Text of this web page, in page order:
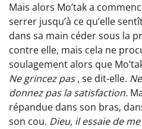
Mais alors Mo’tak a
serrer jusqu’à ce qu’elle
dans sa main céder sous la
contre elle, mais cela ne
soulagement alors que
Ne grincez pas, se dit-elle.
donnez pas la satisfaction.
répandue dans son bras,
son cou. Dieu, il essaie de